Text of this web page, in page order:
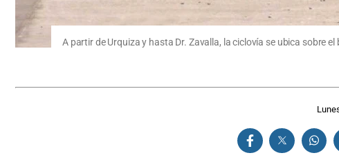
A partir de Urquiza y hasta Dr. Zavalla, la ciclovía se ubica sobre